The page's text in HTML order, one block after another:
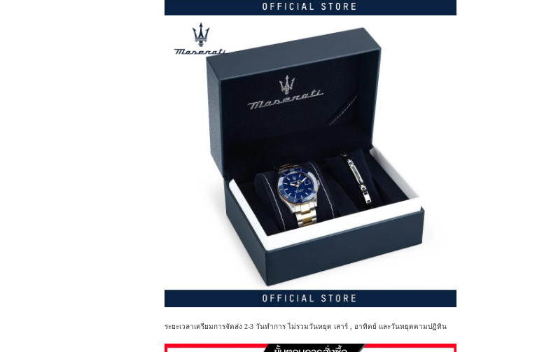
ระยะเวลาเตรียมการจัดส่ง 2-3 วันทำการ ไม่รวมวันหยุด เสาร์ , อาทิตย์ และวันหยุดตามปฏิทิน